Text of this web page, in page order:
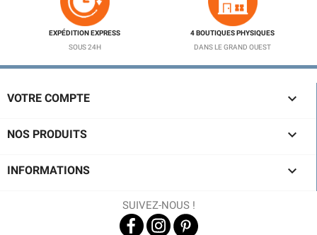
EXPÉDITION EXPRESS
SOUS 24H
4 BOUTIQUES PHYSIQUES
DANS LE GRAND OUEST
VOTRE COMPTE 
NOS PRODUITS 
INFORMATIONS 
SUIVEZ-NOUS !